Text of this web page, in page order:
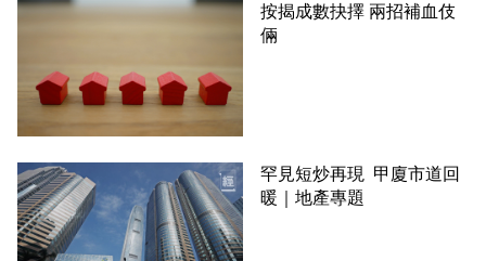
按揭成數抉擇 兩招補血伎
倆
罕見短炒再現 甲廈市道回
暖｜地產專題